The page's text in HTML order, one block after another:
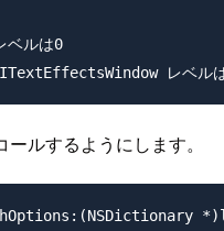
ルは0
ルするようにします。